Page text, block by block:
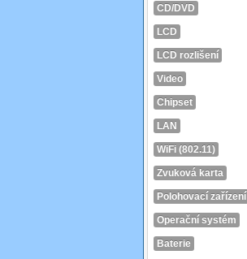
CD/DVD
LCD
LCD rozlišení
Video
Chipset
LAN
WiFi (802.11)
Zvuková karta
Polohovací zařízení
Operační systém
Baterie